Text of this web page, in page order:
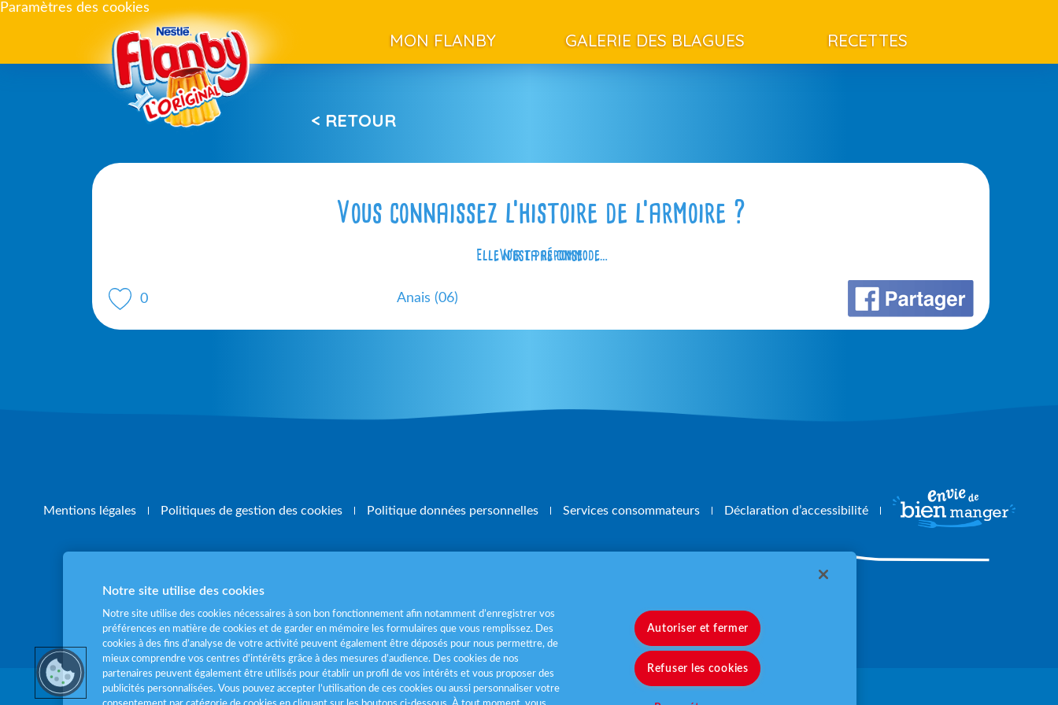
Paramètres des cookies
MON FLANBY GALERIE DES BLAGUES RECETTES
< RETOUR
Vous connaissez l’histoire de l’armoire ?
Voir la réponse
Elle n’est pas commode…
0 Anais (06)
Mentions légales Politiques de gestion des cookies Politique données personnelles Services consommateurs Déclaration d’accessibilité
Pour votre santé, mangez 5 fruits et légumes par jourwww.mangerbouger.fr
Notre site utilise des cookies
Notre site utilise des cookies nécessaires à son bon fonctionnement afin notamment d’enregistrer vos
préférences en matière de cookies et de garder en mémoire les formulaires que vous remplissez. Des
cookies à des fins d’analyse de votre activité peuvent également être déposés pour nous permettre, de
mieux comprendre vos centres d'intérêts grâce à des mesures d’audience. Des cookies de nos
partenaires peuvent également être utilisés pour établir un profil de vos intérêts et vous proposer des
publicités personnalisées. Vous pouvez accepter l’utilisation de ces cookies ou aussi personnaliser votre
Autoriser et fermer
Refuser les cookies